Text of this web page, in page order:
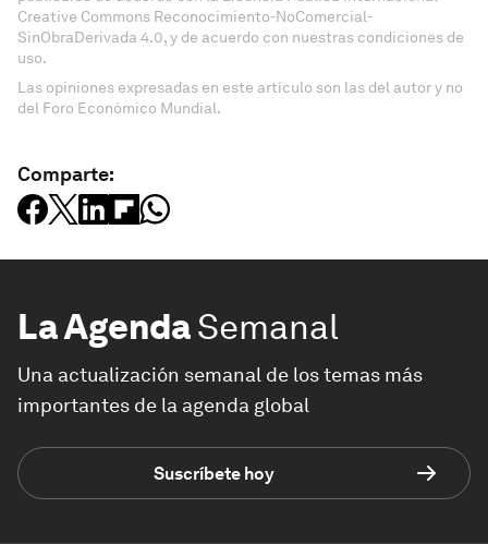
Creative Commons Reconocimiento-NoComercial-
SinObraDerivada 4.0, y de acuerdo con nuestras condiciones de
uso.
Las opiniones expresadas en este artículo son las del autor y no
del Foro Económico Mundial.
Comparte:
La AgendaSemanal
Una actualización semanal de los temas más
importantes de la agenda global
Suscríbete hoy